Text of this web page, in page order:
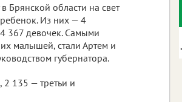
Брянской области на свет
Из них — 4
367 девочек. Самыми
малышей, стали Артем и
губернатора.
135 — третьи и